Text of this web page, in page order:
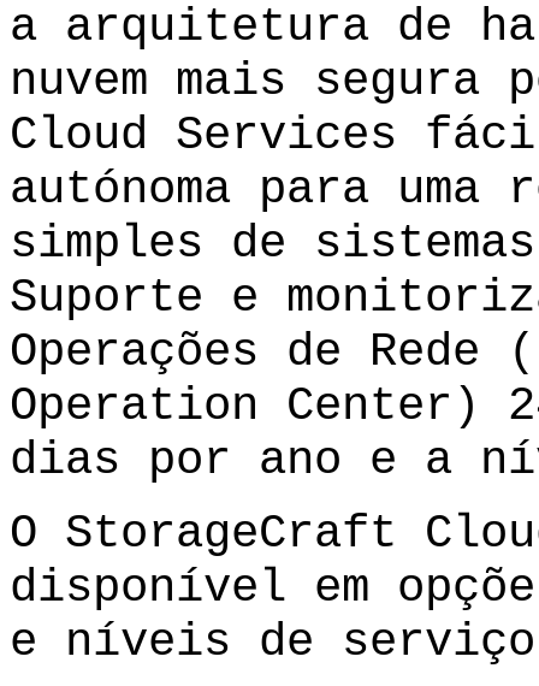
a arquitetura de
nuvem mais
Cloud Services
autónoma para uma
simples de
Suporte e
Operações de Rede
Operation Center)
dias por ano e a
O StorageCraft
disponível em
e níveis de